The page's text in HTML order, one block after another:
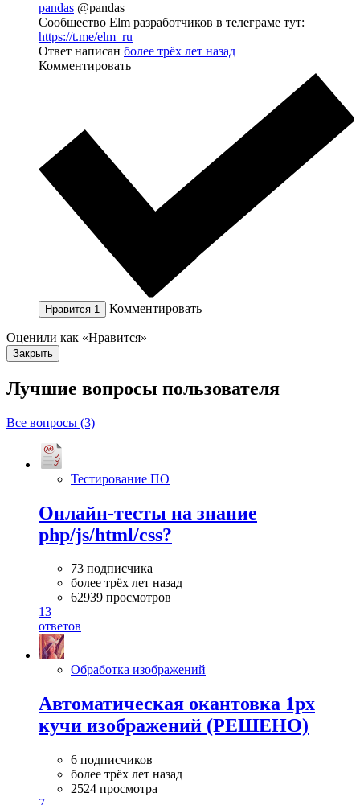
pandas @pandas
Сообщество Elm разработчиков в телеграме тут:
https://t.me/elm_ru
Ответ написан более трёх лет назад
Комментировать
Нравится 1 Комментировать
Оценили как «Нравится»
Закрыть
Лучшие вопросы пользователя
Все вопросы (3)
Тестирование ПО
Онлайн-тесты на знание
php/js/html/css?
73 подписчика
более трёх лет назад
62939 просмотров
13
ответов
Обработка изображений
Автоматическая окантовка 1px
кучи изображений (РЕШЕНО)
6 подписчиков
более трёх лет назад
2524 просмотра